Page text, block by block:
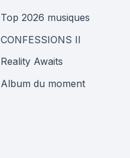
Top 2026 musiques
CONFESSIONS II
Reality Awaits
Album du moment